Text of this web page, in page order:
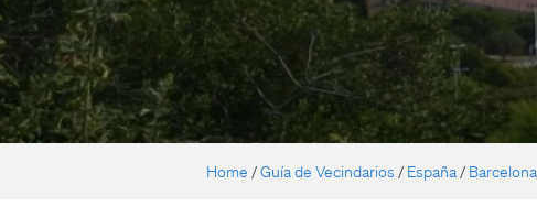
Home /Guía de Vecindarios / España / Barcelona